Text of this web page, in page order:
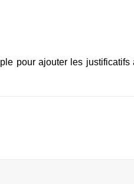
pour ajouter les justificatifs